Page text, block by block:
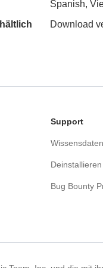
Spanish,
Download
Support
Deinstallieren
Bug Bounty